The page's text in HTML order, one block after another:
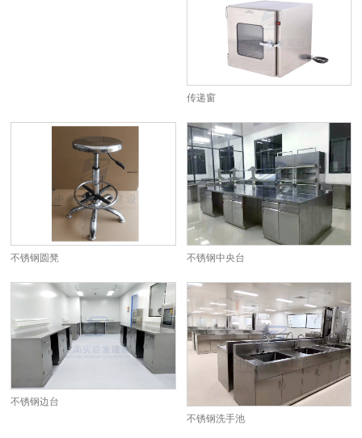
传递窗
不锈钢圆凳 不锈钢中央台
不锈钢边台
不锈钢洗手池